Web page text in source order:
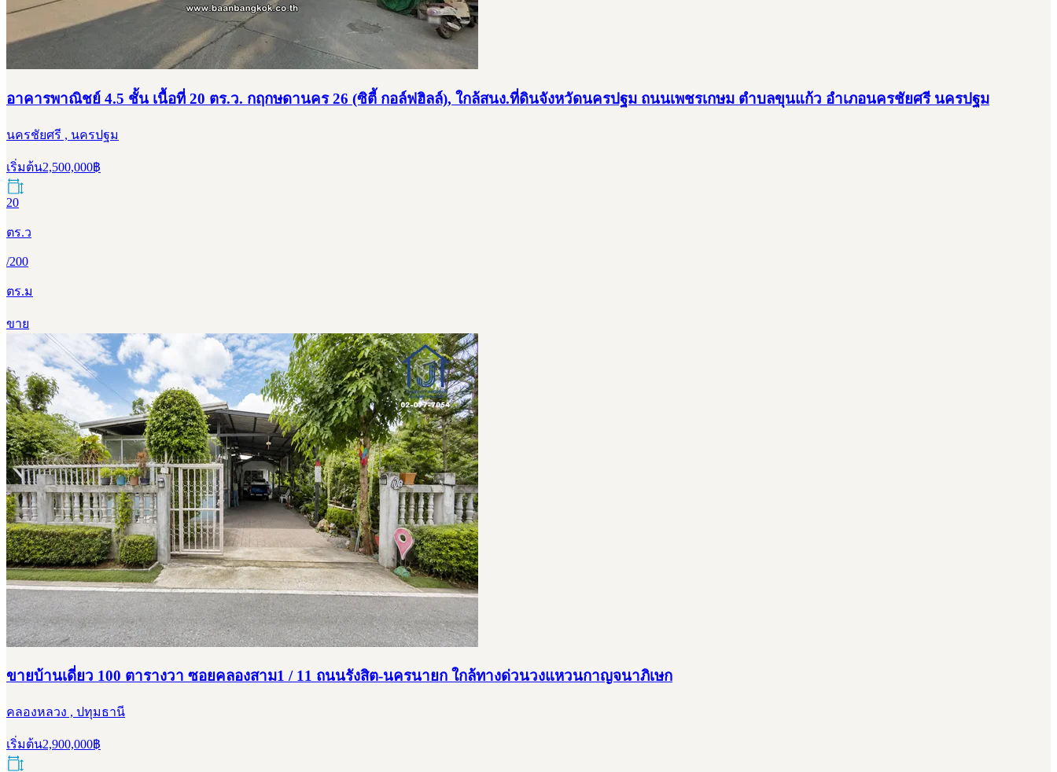
อาคารพาณิชย์ 4.5 ชั้น เนื้อที่ 20 ตร.ว. กฤกษดานคร 26 (ซิตี้ กอล์ฟฮิลล์), ใกล้สนง.ที่ดินจังหวัดนครปฐม ถนนเพชรเกษม ตำบลขุนแก้ว อำเภอนครชัยศรี นครปฐม
นครชัยศรี , นครปฐม
เริ่มต้น2,500,000฿
20
ตร.ว
/200
ตร.ม
ขาย
ขายบ้านเดี่ยว 100 ตารางวา ซอยคลองสาม1 / 11 ถนนรังสิต-นครนายก ใกล้ทางด่วนวงแหวนกาญจนาภิเษก
คลองหลวง , ปทุมธานี
เริ่มต้น2,900,000฿